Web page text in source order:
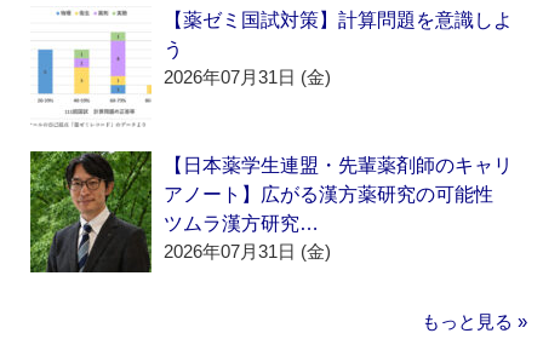
【薬ゼミ国試対策】計算問題を意識しよ
う
2026年07月31日 (金)
【日本薬学生連盟・先輩薬剤師のキャリ
アノート】広がる漢方薬研究の可能性
ツムラ漢方研究…
2026年07月31日 (金)
もっと見る »